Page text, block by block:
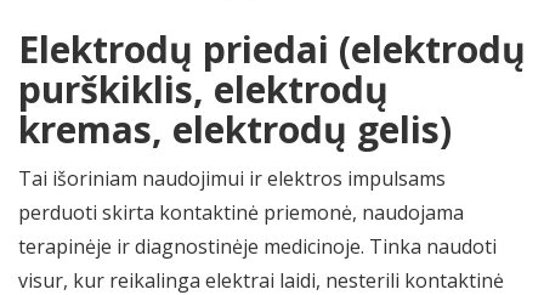
CONSUMER PRODUCTS
TECHNICAL PRODUCTS
COMPANY
CONTACT
Elektrodų priedai (elektrodų
purškiklis, elektrodų
kremas, elektrodų gelis)
Tai išoriniam naudojimui ir elektros impulsams
perduoti skirta kontaktinė priemonė, naudojama
terapinėje ir diagnostinėje medicinoje. Tinka naudoti
visur, kur reikalinga elektrai laidi, nesterili kontaktinė